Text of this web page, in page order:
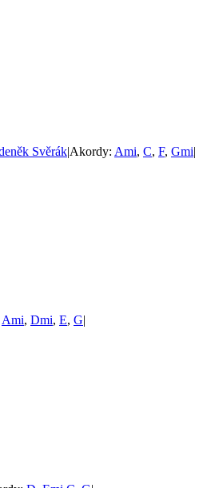
Svěrák|Akordy: Ami, C, F, Gmi|
Ami, Dmi, E, G|